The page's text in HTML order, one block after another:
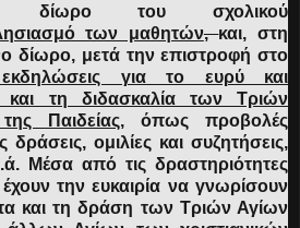
του σχολικού
των μαθητών,και, στη
δίωρο, μετά την επιστροφή στο
εκδηλώσεις για το ευρύ και
και τη διδασκαλία των Τριών
Παιδείας, όπως προβολές
δράσεις, ομιλίες και συζητήσεις,
Μέσα από τις δραστηριότητες
την ευκαιρία να γνωρίσουν
και τη δράση των Τριών Αγίων